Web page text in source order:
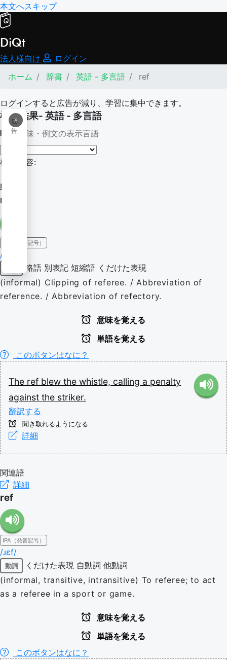
本文へスキップ
DiQt
法人様向け
ログイン
ホーム
辞書 英語 - 多言語 ref
ログインすると広告が減り、学習に集中できます。
×
広
告
検索結果- 英語 - 多言語
意味・例文の表示言語
検索内容:
ref
ref
IPA（発音記号）
/ɹɛf/
略語 別表記 短縮語 くだけた表現
(informal) Clipping of referee. / Abbreviation of
reference. / Abbreviation of refectory.
意味を覚える
単語を覚える
このボタンはなに？
The ref blew the whistle, calling a penalty
against the striker.
翻訳する
聞き取れるようになる
詳細
関連語
詳細
ref
IPA（発音記号）
/ɹɛf/
動詞 くだけた表現 自動詞 他動詞
(informal, transitive, intransitive) To referee; to act
as a referee in a sport or game.
意味を覚える
単語を覚える
このボタンはなに？